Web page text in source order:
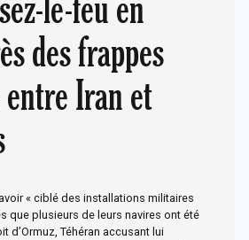
des frappes
Iran et
« ciblé des installations militaires
que plusieurs de leurs navires ont été
d’Ormuz, Téhéran accusant lui